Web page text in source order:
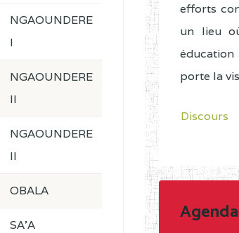
NGAOUNDERE
I
NGAOUNDERE
II
NGAOUNDERE
II
OBALA
SA'A
efforts
un lieu
éducation
porte la
Discours